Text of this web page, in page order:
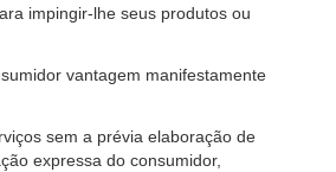
impingir-lhe seus produtos ou
vantagem manifestamente
sem a prévia elaboração de
expressa do consumidor,